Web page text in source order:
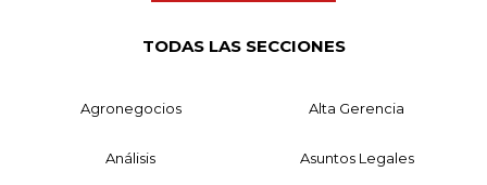
TODAS LAS SECCIONES
Agronegocios Alta Gerencia
Análisis Asuntos Legales